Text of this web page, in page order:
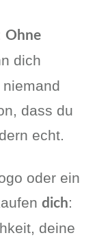
Ohne
dich
dass du
echt.
oder ein
dich:
deine